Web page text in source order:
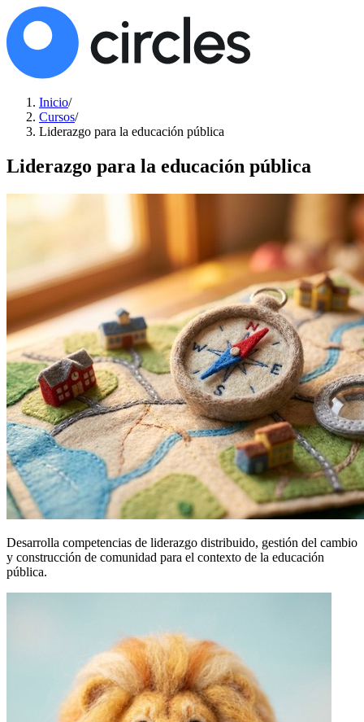
Inicio/
Cursos/
Liderazgo para la educación pública
Liderazgo para la educación pública
Desarrolla competencias de liderazgo distribuido, gestión del cambio
y construcción de comunidad para el contexto de la educación
pública.